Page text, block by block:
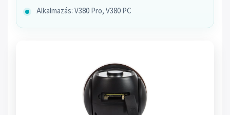
Alkalmazás: V380 Pro, V380 PC